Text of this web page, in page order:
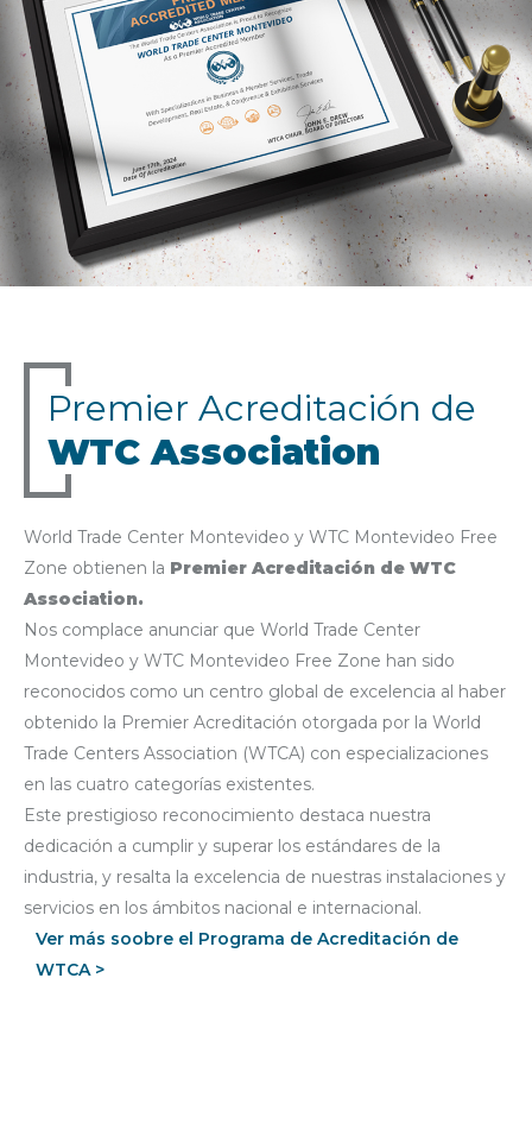
Premier Acreditación de
WTC Association
World Trade Center Montevideo y WTC Montevideo Free
Zone obtienen la Premier Acreditación de WTC
Association.
Nos complace anunciar que World Trade Center
Montevideo y WTC Montevideo Free Zone han sido
reconocidos como un centro global de excelencia al haber
obtenido la Premier Acreditación otorgada por la World
Trade Centers Association (WTCA) con especializaciones
en las cuatro categorías existentes.
Este prestigioso reconocimiento destaca nuestra
dedicación a cumplir y superar los estándares de la
industria, y resalta la excelencia de nuestras instalaciones y
servicios en los ámbitos nacional e internacional.
Ver más soobre el Programa de Acreditación de
WTCA >